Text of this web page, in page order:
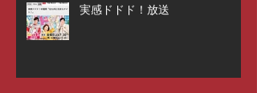
実感ドドド！放送